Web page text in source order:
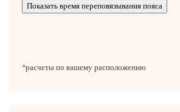
Показать время переповязывания пояса
*расчеты по вашему расположению